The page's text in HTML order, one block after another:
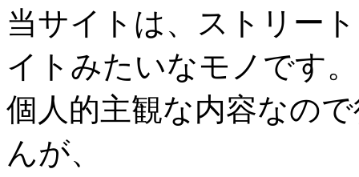
当サイトは、ストリー
イトみたいなモノです。
個人的主観な内容なの
んが、